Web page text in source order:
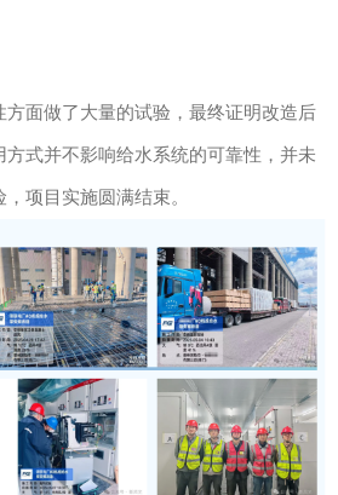
方面做了大量的试验，最终证明改造后
方式并不影响给水系统的可靠性，并未
项目实施圆满结束。